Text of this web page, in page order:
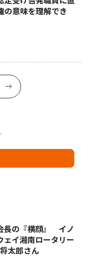
意味を理解でき
長の『横顔』 イノ
ェイ湘南ロータリー
太郎さん